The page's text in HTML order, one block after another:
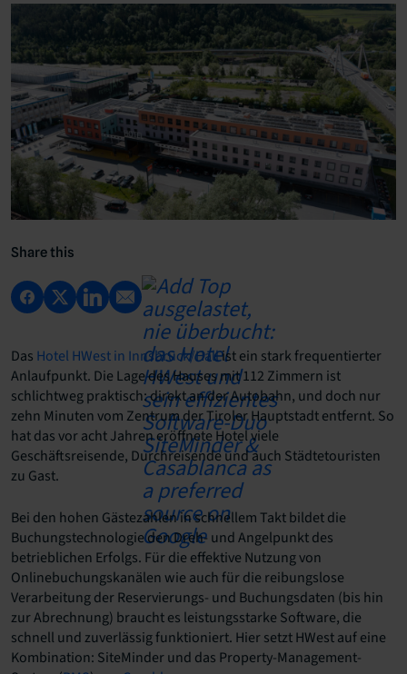
Share this
Das Hotel HWest in Innsbruck/Hallist ein stark frequentierter
Anlaufpunkt. Die Lage des Hauses mit 112 Zimmern ist
schlichtweg praktisch: direkt an der Autobahn, und doch nur
zehn Minuten vom Zentrum der Tiroler Hauptstadt entfernt. So
hat das vor acht Jahren eröffnete Hotel viele
Geschäftsreisende, Durchreisende und auch Städtetouristen
zu Gast.
Bei den hohen Gästezahlen in schnellem Takt bildet die
Buchungstechnologie den Dreh- und Angelpunkt des
betrieblichen Erfolgs. Für die effektive Nutzung von
Onlinebuchungskanälen wie auch für die reibungslose
Verarbeitung der Reservierungs- und Buchungsdaten (bis hin
zur Abrechnung) braucht es leistungsstarke Software, die
schnell und zuverlässig funktioniert. Hier setzt HWest auf eine
Kombination: SiteMinder und das Property-Management-